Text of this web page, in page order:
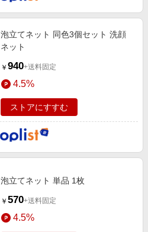
泡立てネット 同色3個セット 洗顔
ネット
￥ 940+送料固定
4.5%
ストアにすすむ
泡立てネット 単品 1枚
￥ 570+送料固定
4.5%